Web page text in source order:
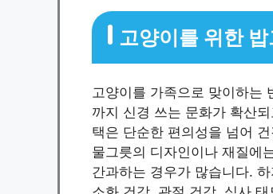
고양이를 위한
고양이를 가족으로 맞이하는
까지 신경 쓰는 문화가 확산
택은 단순한 편의성을 넘어
물그릇의 디자인이나 재질에
간과하는 경우가 많습니다.